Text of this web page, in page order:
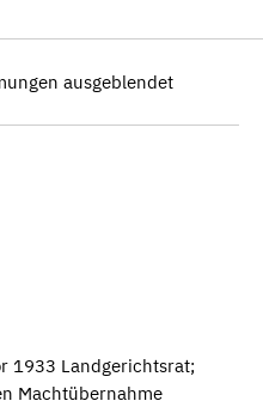
ausgeblendet
1933 Landgerichtsrat;
Machtübernahme